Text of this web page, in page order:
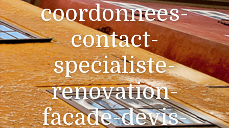
coordonnees-
contact-
specialiste-
renovation-
facade-devis-